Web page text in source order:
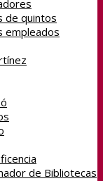
de quintos
empleados
de Bibliotecas